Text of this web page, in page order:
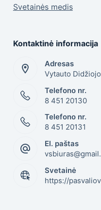
Svetainės medis
Kontaktinė informacija
Adresas
Vytauto
Telefono nr.
8 451 20130
Telefono nr.
8 451 20131
El. paštas
Svetainė
https://